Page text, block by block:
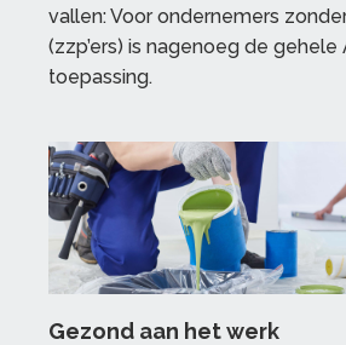
vallen: Voor ondernemers
(zzp’ers) is nagenoeg de
toepassing.
Gezond aan het werk